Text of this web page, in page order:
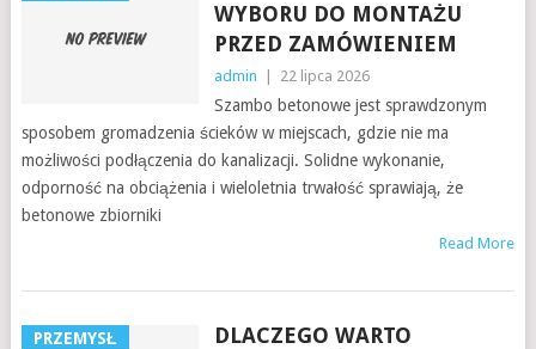
WYBORU DO MONTAŻU
PRZED ZAMÓWIENIEM
admin 22 lipca 2026
Szambo betonowe jest sprawdzonym
sposobem gromadzenia ścieków w miejscach, gdzie nie ma
możliwości podłączenia do kanalizacji. Solidne wykonanie,
odporność na obciążenia i wieloletnia trwałość sprawiają, że
betonowe zbiorniki
Read More
PRZEMYSŁ
DLACZEGO WARTO